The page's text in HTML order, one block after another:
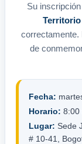
Su
correctamente.
de
Fecha:
Horario: 8:00
Lugar: Sede
# 10-41,